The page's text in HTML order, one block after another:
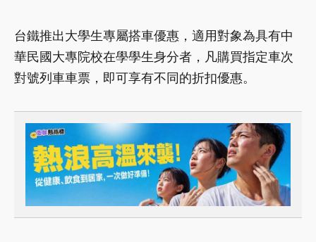
台鐵推出大學生專屬搭車優惠，適用對象為具有中
華民國大專院校在學學生身分者，凡購買指定車次
對號列車車票，即可享有不同的折扣優惠。